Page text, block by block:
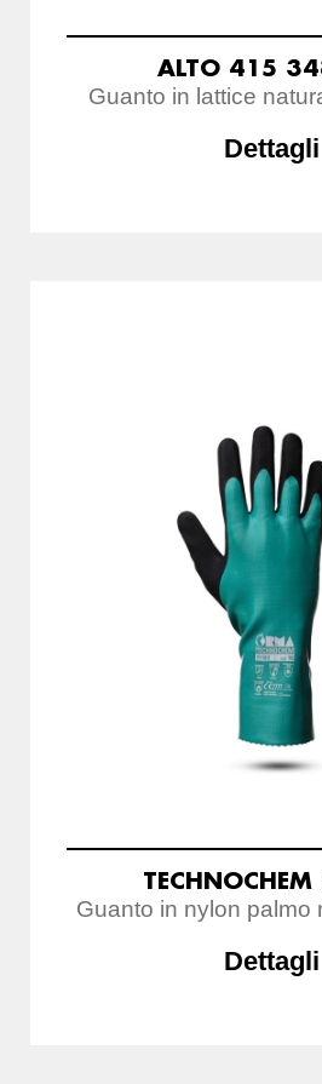
ALTO 415
Guanto in lattice
Dettagli
Guanto in nylon palmo
Dettagli